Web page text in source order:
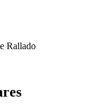
Rallado